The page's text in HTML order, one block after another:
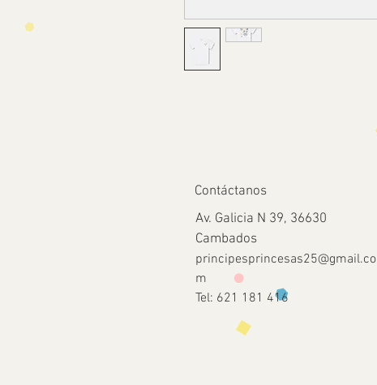
Contáctanos
Av. Galicia N 39, 36630
Cambados
principesprincesas25@gmail.co
m
Tel: 621 181 416